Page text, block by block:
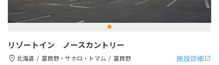
リゾートイン ノースカントリー
施設詳細
北海道 富良野・サホロ・トマム
富良野